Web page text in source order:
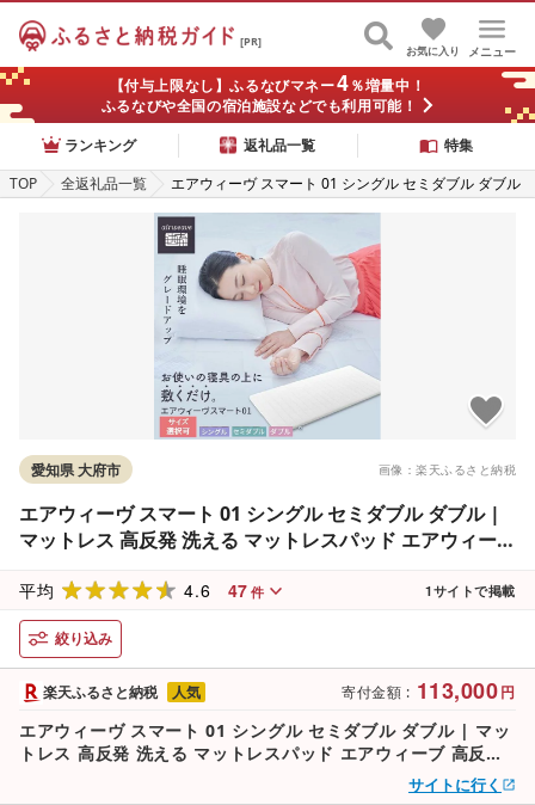
[PR]
メニュー
お気に入り
【付与上限なし】ふるなびマネー4％増量中！
ふるなびや全国の宿泊施設などでも利用可能！
ランキング
返礼品一覧
特集
TOP
全返礼品一覧
エアウィーヴ スマート 01 シングル セミダブル ダブル
| マットレス 高反発 洗える マットレスパッド エアウ
ィーブ 高反発マットレス マットレストッパー 洗えるマ
ットレス 敷き布団
画像：楽天ふるさと納税
愛知県 大府市
エアウィーヴ スマート 01 シングル セミダブル ダブル |
マットレス 高反発 洗える マットレスパッド エアウィーブ
敷き布団
平均 4.6 47 件 1サイトで掲載
絞り込み
寄付金額 : 113,000円
楽天ふるさと納税
エアウィーヴ スマート 01 シングル セミダブル ダブル | マッ
トレス 高反発 洗える マットレスパッド エアウィーブ 高反発
マットレス マットレストッパー 洗えるマットレス 敷き布団
人気
サイトに行く